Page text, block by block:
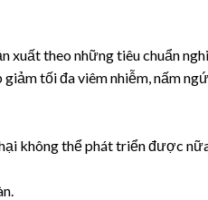
xuất theo những tiêu chuẩn
tối đa viêm nhiễm, nấm
không thể phát triển được